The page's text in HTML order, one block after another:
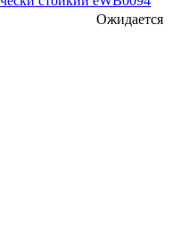
Ожидается